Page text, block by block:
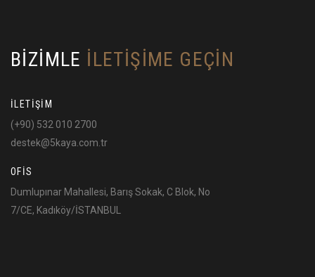
BİZİMLE İLETİŞİME GEÇİN
İLETİŞİM
(+90) 532 010 2700
destek@5kaya.com.tr
OFİS
Dumlupınar Mahallesi, Barış Sokak, C Blok, No
7/CE, Kadıköy/İSTANBUL